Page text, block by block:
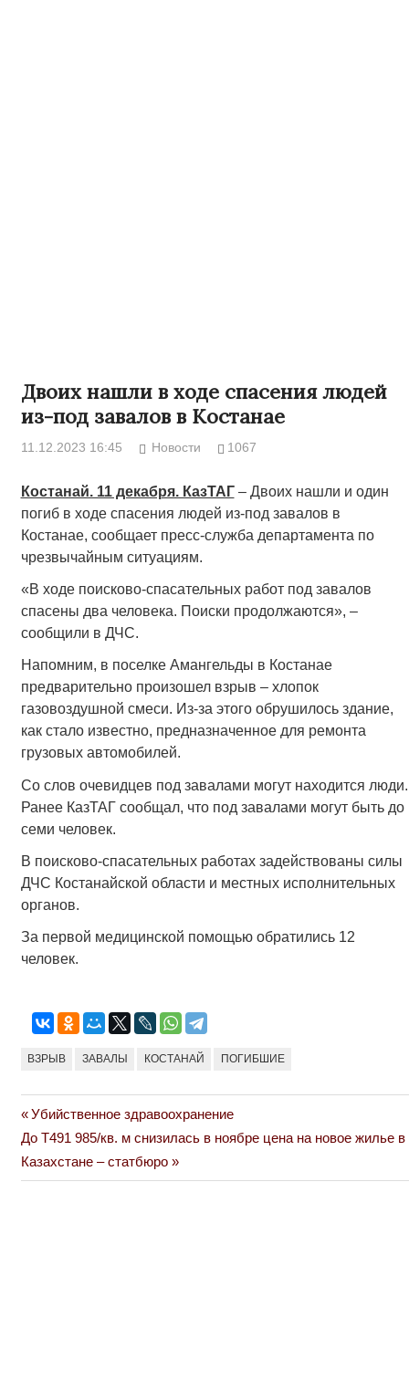
Двоих нашли в ходе спасения людей
из-под завалов в Костанае
11.12.2023 16:45 Новости 1067
Костанай. 11 декабря. КазТАГ– Двоих нашли и один
погиб в ходе спасения людей из-под завалов в
Костанае, сообщает пресс-служба департамента по
чрезвычайным ситуациям.
«В ходе поисково-спасательных работ под завалов
спасены два человека. Поиски продолжаются», –
сообщили в ДЧС.
Напомним, в поселке Амангельды в Костанае
предварительно произошел взрыв – хлопок
газовоздушной смеси. Из-за этого обрушилось здание,
как стало известно, предназначенное для ремонта
грузовых автомобилей.
Со слов очевидцев под завалами могут находится люди.
Ранее КазТАГ сообщал, что под завалами могут быть до
семи человек.
В поисково-спасательных работах задействованы силы
ДЧС Костанайской области и местных исполнительных
органов.
За первой медицинской помощью обратились 12
человек.
ВЗРЫВ ЗАВАЛЫ КОСТАНАЙ ПОГИБШИЕ
Навигация
по
Previous
Post:
Убийственное здравоохранение
Next
Post:
До Т491 985/кв. м снизилась в ноябре цена на новое жилье в
Казахстане – статбюро